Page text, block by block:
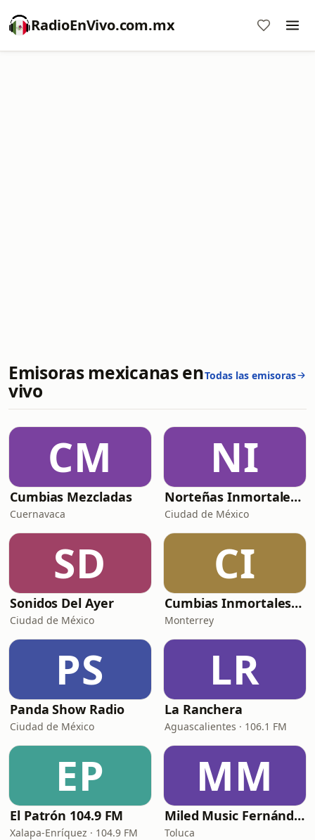
RadioEnVivo.com.mx
Emisoras mexicanas en
vivo
Todas las emisoras
CM
Cumbias Mezcladas
Cuernavaca
NI
Norteñas Inmortales Radio
Ciudad de México
SD
Sonidos Del Ayer
Ciudad de México
CI
Cumbias Inmortales Radio
Monterrey
PS
Panda Show Radio
Ciudad de México
LR
La Ranchera
Aguascalientes · 106.1 FM
EP
El Patrón 104.9 FM
Xalapa-Enríquez · 104.9 FM
MM
Miled Music Fernández
Toluca